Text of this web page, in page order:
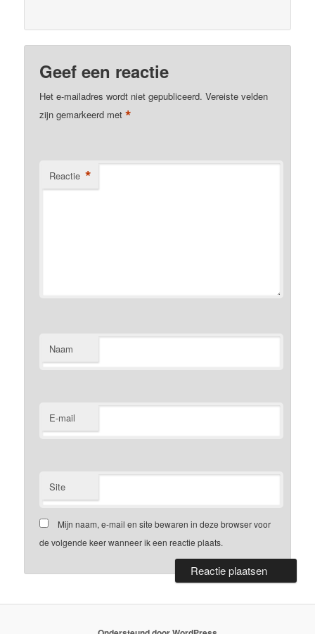
Geef een reactie
Het e-mailadres wordt niet gepubliceerd. Vereiste velden
zijn gemarkeerd met*
Reactie *
Naam
E-mail
Site
Mijn naam, e-mail en site bewaren in deze browser voor
de volgende keer wanneer ik een reactie plaats.